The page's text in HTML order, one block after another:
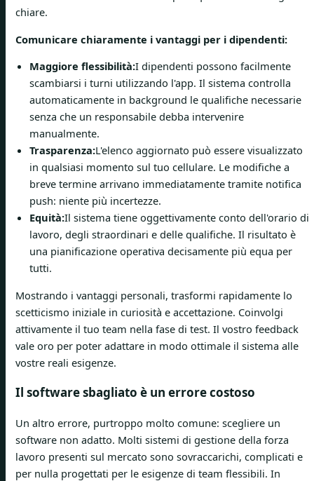
chiare.
Comunicare chiaramente i vantaggi per i dipendenti:
Maggiore flessibilità:I dipendenti possono facilmente
scambiarsi i turni utilizzando l'app. Il sistema controlla
automaticamente in background le qualifiche necessarie
senza che un responsabile debba intervenire
manualmente.
Trasparenza:L'elenco aggiornato può essere visualizzato
in qualsiasi momento sul tuo cellulare. Le modifiche a
breve termine arrivano immediatamente tramite notifica
push: niente più incertezze.
Equità:Il sistema tiene oggettivamente conto dell'orario di
lavoro, degli straordinari e delle qualifiche. Il risultato è
una pianificazione operativa decisamente più equa per
tutti.
Mostrando i vantaggi personali, trasformi rapidamente lo
scetticismo iniziale in curiosità e accettazione. Coinvolgi
attivamente il tuo team nella fase di test. Il vostro feedback
vale oro per poter adattare in modo ottimale il sistema alle
vostre reali esigenze.
Il software sbagliato è un errore costoso
Un altro errore, purtroppo molto comune: scegliere un
software non adatto. Molti sistemi di gestione della forza
lavoro presenti sul mercato sono sovraccarichi, complicati e
per nulla progettati per le esigenze di team flessibili. In